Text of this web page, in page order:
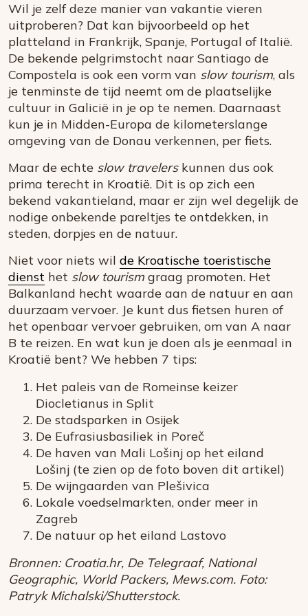
Wil je zelf deze manier van vakantie vieren
uitproberen? Dat kan bijvoorbeeld op het
platteland in Frankrijk, Spanje, Portugal of Italië.
De bekende pelgrimstocht naar Santiago de
Compostela is ook een vorm van slow tourism, als
je tenminste de tijd neemt om de plaatselijke
cultuur in Galicië in je op te nemen. Daarnaast
kun je in Midden-Europa de kilometerslange
omgeving van de Donau verkennen, per fiets.
Maar de echte slow travelerskunnen dus ook
prima terecht in Kroatië. Dit is op zich een
bekend vakantieland, maar er zijn wel degelijk de
nodige onbekende pareltjes te ontdekken, in
steden, dorpjes en de natuur.
Niet voor niets wil de Kroatische toeristische
dienst het slow tourism graag promoten. Het
Balkanland hecht waarde aan de natuur en aan
duurzaam vervoer. Je kunt dus fietsen huren of
het openbaar vervoer gebruiken, om van A naar
B te reizen. En wat kun je doen als je eenmaal in
Kroatië bent? We hebben 7 tips:
Het paleis van de Romeinse keizer
Diocletianus in Split
De stadsparken in Osijek
De Eufrasiusbasiliek in Poreč
De haven van Mali Lošinj op het eiland
Lošinj (te zien op de foto boven dit artikel)
De wijngaarden van Plešivica
Lokale voedselmarkten, onder meer in
Zagreb
De natuur op het eiland Lastovo
Bronnen: Croatia.hr, De Telegraaf, National
Geographic, World Packers, Mews.com. Foto:
Patryk Michalski/Shutterstock.